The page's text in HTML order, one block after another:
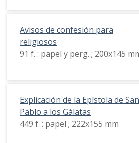
Avisos de confesión para
religiosos
91 f. : papel y perg. ; 200x145
Explicación de la Epístola de San
Pablo a los Gálatas
449 f. : papel ; 222x155 mm